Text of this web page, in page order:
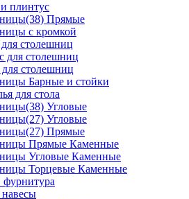
плинтус
Прямые
с кромкой
столешниц
для столешниц
столешниц
Барные и стойки
для стола
Угловые
Угловые
Прямые
Прямые Каменные
Угловые Каменные
Торцевые Каменные
фурнитура